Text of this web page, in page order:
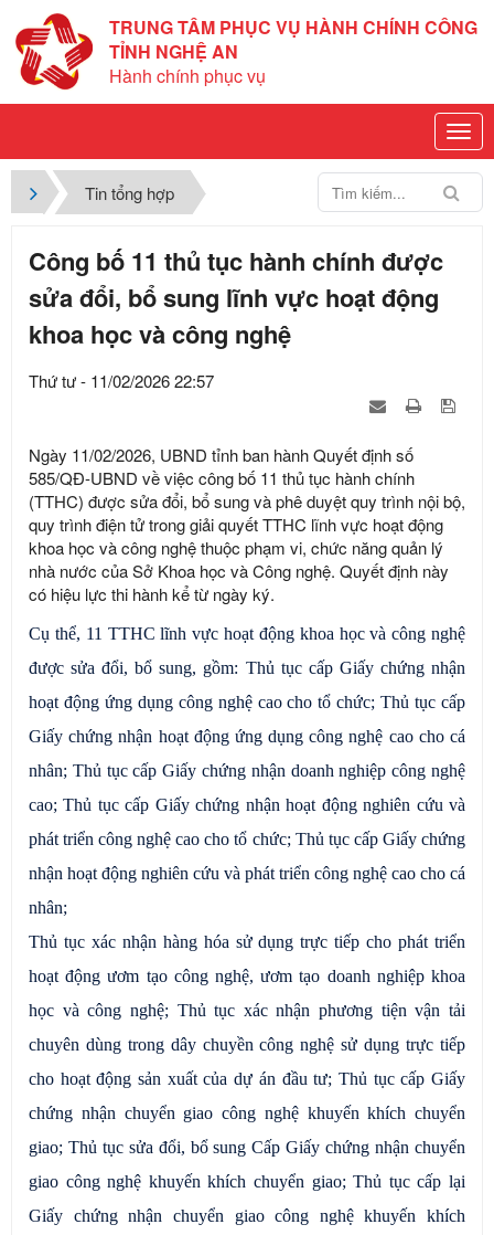
TRUNG TÂM PHỤC VỤ HÀNH CHÍNH CÔNG
TỈNH NGHỆ AN
Hành chính phục vụ
Tin tổng hợp
Công bố 11 thủ tục hành chính được
sửa đổi, bổ sung lĩnh vực hoạt động
khoa học và công nghệ
Thứ tư - 11/02/2026 22:57
Ngày 11/02/2026, UBND tỉnh ban hành Quyết định số
585/QĐ-UBND về việc công bố 11 thủ tục hành chính
(TTHC) được sửa đổi, bổ sung và phê duyệt quy trình nội bộ,
quy trình điện tử trong giải quyết TTHC lĩnh vực hoạt động
khoa học và công nghệ thuộc phạm vi, chức năng quản lý
nhà nước của Sở Khoa học và Công nghệ. Quyết định này
có hiệu lực thi hành kể từ ngày ký.
Cụ thể, 11 TTHC lĩnh vực hoạt động khoa học và công nghệ
được sửa đổi, bổ sung, gồm: Thủ tục cấp Giấy chứng nhận
hoạt động ứng dụng công nghệ cao cho tổ chức; Thủ tục cấp
Giấy chứng nhận hoạt động ứng dụng công nghệ cao cho cá
nhân; Thủ tục cấp Giấy chứng nhận doanh nghiệp công nghệ
cao; Thủ tục cấp Giấy chứng nhận hoạt động nghiên cứu và
phát triển công nghệ cao cho tổ chức; Thủ tục cấp Giấy chứng
nhận hoạt động nghiên cứu và phát triển công nghệ cao cho cá
nhân;
Thủ tục xác nhận hàng hóa sử dụng trực tiếp cho phát triển
hoạt động ươm tạo công nghệ, ươm tạo doanh nghiệp khoa
học và công nghệ; Thủ tục xác nhận phương tiện vận tải
chuyên dùng trong dây chuyền công nghệ sử dụng trực tiếp
cho hoạt động sản xuất của dự án đầu tư; Thủ tục cấp Giấy
chứng nhận chuyển giao công nghệ khuyến khích chuyển
giao; Thủ tục sửa đổi, bổ sung Cấp Giấy chứng nhận chuyển
giao công nghệ khuyến khích chuyển giao; Thủ tục cấp lại
Giấy chứng nhận chuyển giao công nghệ khuyến khích